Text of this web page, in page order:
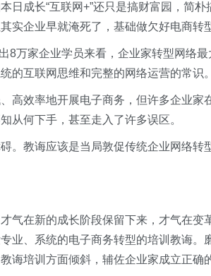
日成长“互联网+”还只是搞财富园，简
实企业早就淹死了，基础做欠好电商转
8万家企业学员来看，企业家转型网络最
的互联网思维和完整的网络运营的常识。
高效率地开展电子商务，但许多企业家
从何下手，甚至走入了许多误区。
。教诲应该是当局敦促传统企业网络转
气在新的成长阶段保留下来，才气在变
业、系统的电子商务转型的培训教诲。
诲培训方面倾斜，辅佐企业家成立正确